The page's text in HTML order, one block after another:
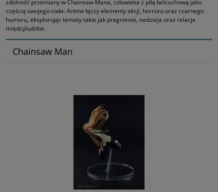
zdolność przemiany w Chainsaw Mana, człowieka z piłą łańcuchową jako
częścią swojego ciała. Anime łączy elementy akcji, horroru oraz czarnego
humoru, eksplorując tematy takie jak pragnienie, nadzieja oraz relacje
międzyludzkie.
Chainsaw Man